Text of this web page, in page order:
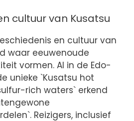
cultuur van Kusatsu
en cultuur van
waar eeuwenoude
vormen. Al in de Edo-
unieke `Kusatsu hot
rich waters` erkend
Reizigers, inclusief